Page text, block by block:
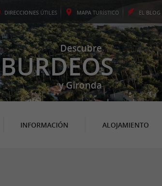
DIRECCIONES ÚTILES MAPA TURÍSTICO EL BLOG
Descubre
BURDEOS
y Gironda
INFORMACIÓN ALOJAMIENTO